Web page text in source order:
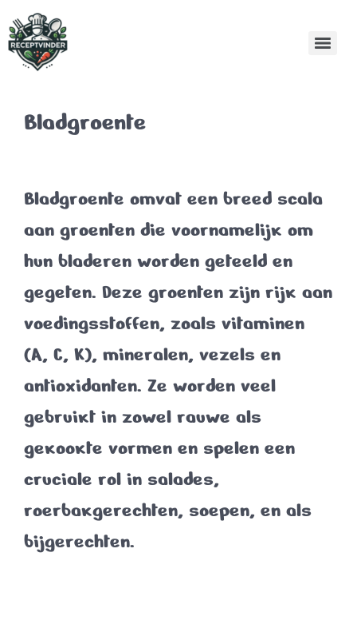
Bladgroente
Bladgroente omvat een breed scala
aan groenten die voornamelijk om
hun bladeren worden geteeld en
gegeten. Deze groenten zijn rijk aan
voedingsstoffen, zoals vitaminen
(A, C, K), mineralen, vezels en
antioxidanten. Ze worden veel
gebruikt in zowel rauwe als
gekookte vormen en spelen een
cruciale rol in salades,
roerbakgerechten, soepen, en als
bijgerechten.